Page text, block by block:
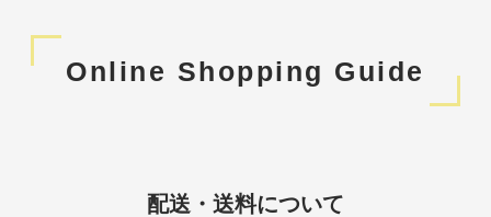
Online Shopping Guide
配送・送料について